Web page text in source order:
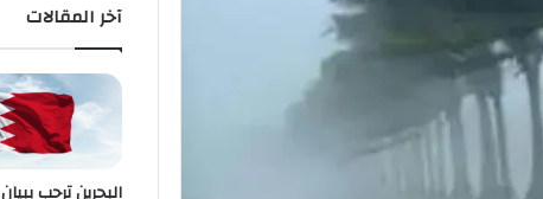
آخر المقالات